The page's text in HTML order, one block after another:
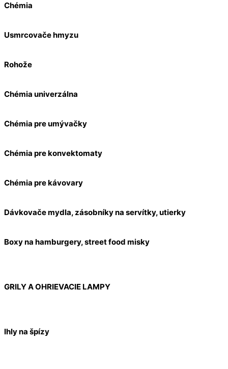
Chémia
Usmrcovače hmyzu
Rohože
Chémia univerzálna
Chémia pre umývačky
Chémia pre konvektomaty
Chémia pre kávovary
Dávkovače mydla, zásobníky na servítky, utierky
Boxy na hamburgery, street food misky
GRILY A OHRIEVACIE LAMPY
Ihly na špízy